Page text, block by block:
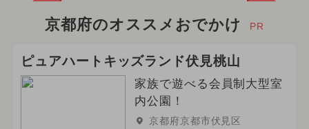
京都府のオススメおでかけ PR
ピュアハートキッズランド伏見桃山
家族で遊べる会員制大型室
内公園！
京都府京都市伏見区